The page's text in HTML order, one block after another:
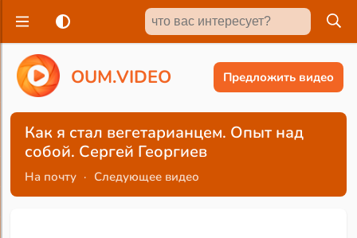
OUM.VIDEO Предложить видео
Как я стал вегетарианцем. Опыт над
собой. Сергей Георгиев
На почту · Следующее видео